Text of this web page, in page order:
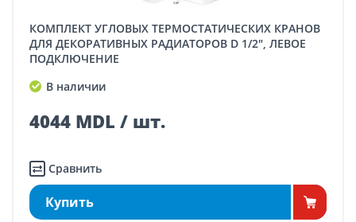
КОМПЛЕКТ УГЛОВЫХ ТЕРМОСТАТИЧЕСКИХ КРАНОВ
ДЛЯ ДЕКОРАТИВНЫХ РАДИАТОРОВ D 1/2", ЛЕВОЕ
ПОДКЛЮЧЕНИЕ
В наличии
4044 MDL / шт.
Сравнить
Купить